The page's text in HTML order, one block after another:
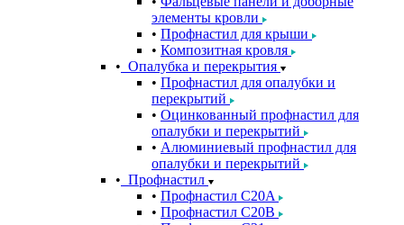
элементы кровли
Профнастил для крыши
Композитная кровля
Опалубка и перекрытия
Профнастил для опалубки и
перекрытий
Оцинкованный профнастил для
опалубки и перекрытий
Алюминиевый профнастил для
опалубки и перекрытий
Профнастил
Профнастил С20A
Профнастил С20B